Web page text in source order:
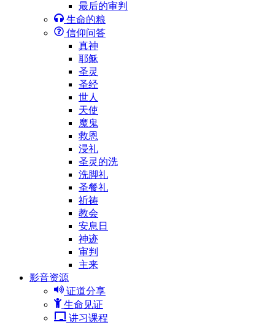
最后的审判
生命的粮
信仰问答
真神
耶稣
圣灵
圣经
世人
天使
魔鬼
救恩
浸礼
圣灵的洗
洗脚礼
圣餐礼
祈祷
教会
安息日
神迹
审判
主来
影音资源
证道分享
生命见证
讲习课程